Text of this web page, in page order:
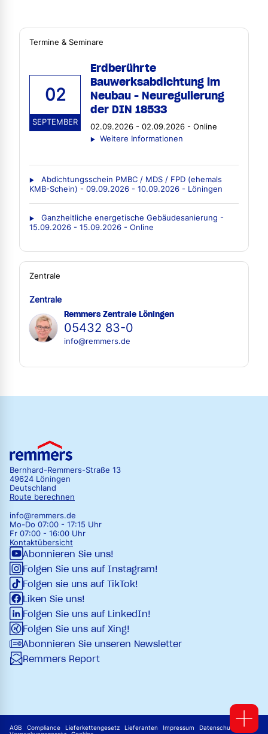
Termine & Seminare
02
SEPTEMBER
Erdberührte
Bauwerksabdichtung im
Neubau - Neuregulierung
der DIN 18533
02.09.2026 - 02.09.2026 - Online
Weitere Informationen
Abdichtungsschein PMBC / MDS / FPD (ehemals
KMB-Schein) - 09.09.2026 - 10.09.2026 - Löningen
Ganzheitliche energetische Gebäudesanierung -
15.09.2026 - 15.09.2026 - Online
Zentrale
Zentrale
Remmers Zentrale Löningen
05432 83-0
info@remmers.de
Bernhard-Remmers-Straße 13
49624 Löningen
Deutschland
Route berechnen
info@remmers.de
Mo-Do 07:00 - 17:15 Uhr
Fr 07:00 - 16:00 Uhr
Kontaktübersicht
Abonnieren Sie uns!
Folgen Sie uns auf Instagram!
Folgen sie uns auf TikTok!
Liken Sie uns!
Folgen Sie uns auf LinkedIn!
Folgen Sie uns auf Xing!
Abonnieren Sie unseren Newsletter
Remmers Report
AGB Compliance Lieferkettengesetz Lieferanten Impressum
Datenschutz